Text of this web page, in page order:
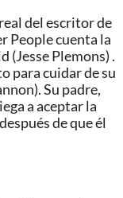
del escritor de
People cuenta la
(Jesse Plemons) .
para cuidar de su
Su padre,
a aceptar la
de que él